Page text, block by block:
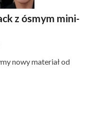
z ósmym mini-
nowy materiał od